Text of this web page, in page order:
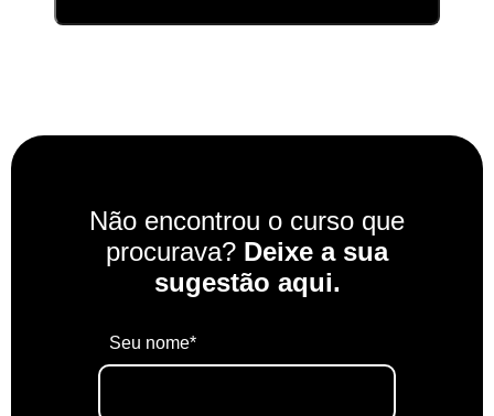
Não encontrou o curso que
procurava? Deixe a sua
sugestão aqui.
Seu nome*